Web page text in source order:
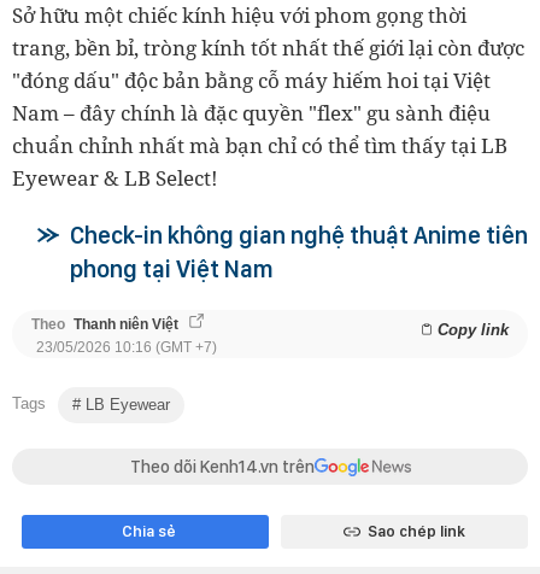
Sở hữu một chiếc kính hiệu với phom gọng thời
trang, bền bỉ, tròng kính tốt nhất thế giới lại còn được
"đóng dấu" độc bản bằng cỗ máy hiếm hoi tại Việt
Nam – đây chính là đặc quyền "flex" gu sành điệu
chuẩn chỉnh nhất mà bạn chỉ có thể tìm thấy tại LB
Eyewear & LB Select!
Check-in không gian nghệ thuật Anime tiên
phong tại Việt Nam
Theo Thanh niên Việt Copy link
23/05/2026 10:16 (GMT +7)
Tags LB Eyewear
Theo dõi Kenh14.vn trên
Chia sẻ Sao chép link